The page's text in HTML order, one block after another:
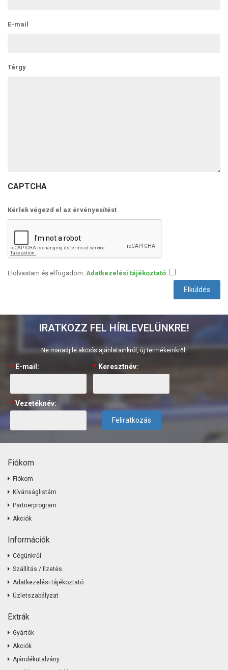
E-mail
Tárgy
CAPTCHA
Kérlek végezd el az érvényesítést
Elolvastam és elfogadom: Adatkezelési tájékoztató.
Elküldés
IRATKOZZ FEL HÍRLEVELÜNKRE!
Ne maradj le akciós ajánlatainkról, új termékeinkről!
* E-mail: * Keresztnév:
*Vezetéknév:
Feliratkozás
Fiókom
Fiókom
Kívánságlistám
Partnerprogram
Akciók
Információk
Cégünkről
Szállítás / fizetés
Adatkezelési tájékoztató
Üzletszabályzat
Extrák
Gyártók
Akciók
Ajándékutalvány